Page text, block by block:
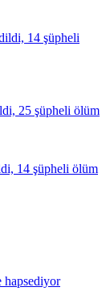
14 şüpheli
25 şüpheli ölüm
14 şüpheli ölüm
hapsediyor